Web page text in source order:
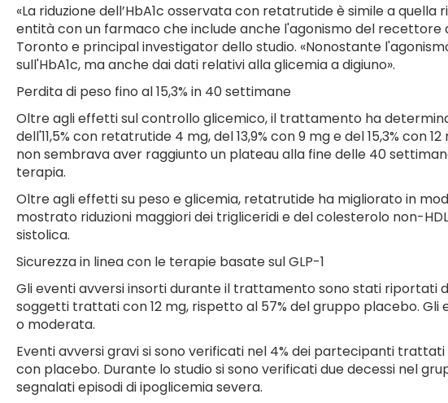
«La riduzione dell’HbA1c osservata con retatrutide è simile a
entità con un farmaco che include anche l'agonismo del recettore
Toronto e principal investigator dello studio. «Nonostante
sull'HbA1c, ma anche dai dati relativi alla glicemia a digiuno».
Perdita di peso fino al 15,3% in 40 settimane
Oltre agli effetti sul controllo glicemico, il trattamento ha
dell'11,5% con retatrutide 4 mg, del 13,9% con 9 mg e del 15,3%
non sembrava aver raggiunto un plateau alla fine delle 40
terapia.
Oltre agli effetti su peso e glicemia, retatrutide ha migliorato in
mostrato riduzioni maggiori dei trigliceridi e del colesterolo non-
sistolica.
Sicurezza in linea con le terapie basate sul GLP-1
Gli eventi avversi insorti durante il trattamento sono stati riportati
soggetti trattati con 12 mg, rispetto al 57% del gruppo placebo.
o moderata.
Eventi avversi gravi si sono verificati nel 4% dei partecipanti
con placebo. Durante lo studio si sono verificati due decessi nel
segnalati episodi di ipoglicemia severa.